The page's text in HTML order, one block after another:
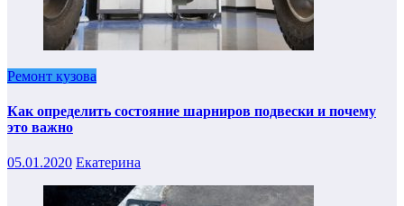
Ремонт кузова
Как определить состояние шарниров подвески и почему
это важно
05.01.2020 Екатерина